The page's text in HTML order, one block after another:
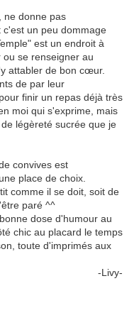
ne donne pas
un peu dommage
est un endroit à
se renseigner au
attabler de bon cœur.
de par leur
finir un repas déjà très
moi qui s'exprime, mais
légèreté sucrée que je
convives est
place de choix.
comme il se doit, soit de
paré ^^
dose d'humour au
chic au placard le temps
toute d'imprimés aux
-Livy-